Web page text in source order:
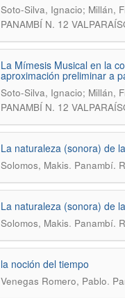
Soto-Silva, Ignacio; Millán,
PANAMBÍ N. 12
La Mímesis Musical en la
aproximación preliminar a
Soto-Silva, Ignacio; Millán,
PANAMBÍ N. 12
La naturaleza (sonora) de
Solomos, Makis. Panambí.
La naturaleza (sonora) de
Solomos, Makis. Panambí.
la noción del tiempo
Venegas Romero, Pablo.